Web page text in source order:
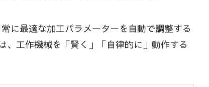
に最適な加工パラメーターを自動で調整する
工作機械を「賢く」「自律的に」動作する